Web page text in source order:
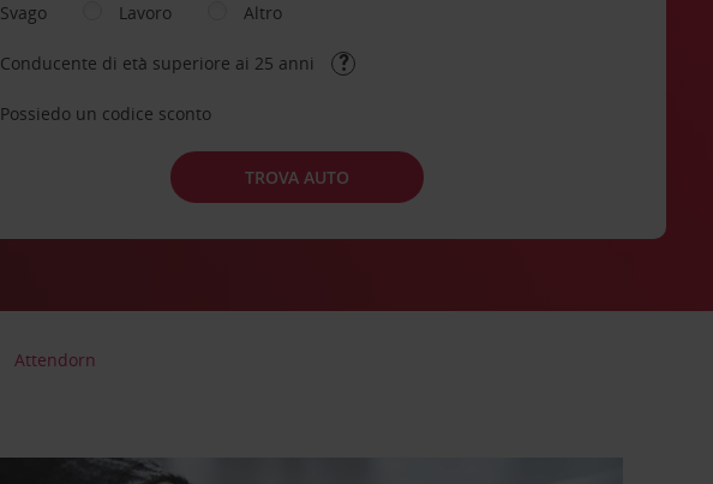
Svago
Lavoro Altro
Conducente di età superiore ai 25 anni
Possiedo un codice sconto
TROVA AUTO
Attendorn